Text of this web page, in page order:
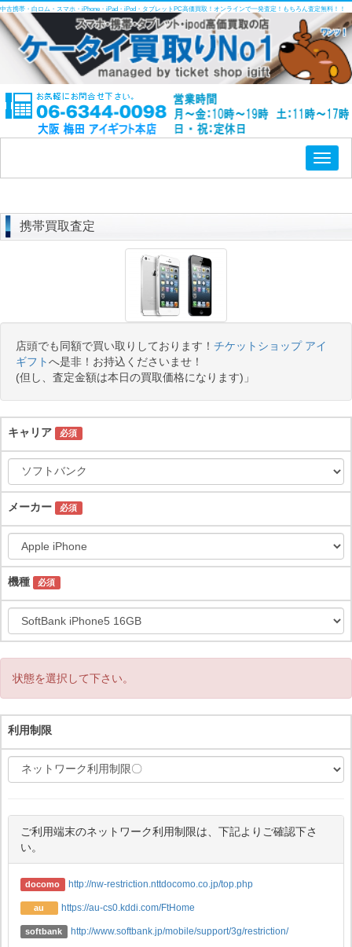
中古携帯・白ロム・スマホ・iPhone・iPad・iPod・タブレットPC高価買取！オンラインで一発査定！もちろん査定無料！！
携帯買取査定
店頭でも同額で買い取りしております！ チケットショップ アイ
ギフトへ是非！お持込くださいませ！
(但し、査定金額は本日の買取価格になります)」
キャリア 必須
メーカー 必須
機種 必須
状態を選択して下さい。
利用制限
ご利用端末のネットワーク利用制限は、下記よりご確認下さ
い。
docomo http://nw-restriction.nttdocomo.co.jp/top.php
au https://au-cs0.kddi.com/FtHome
softbank http://www.softbank.jp/mobile/support/3g/restriction/